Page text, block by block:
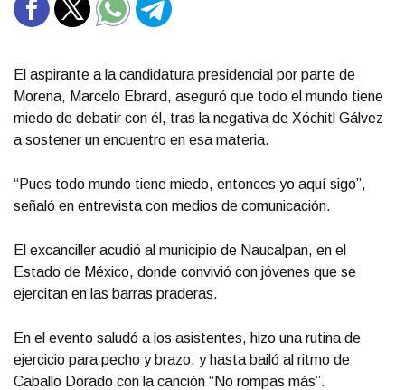
El aspirante a la candidatura presidencial por parte de
Morena, Marcelo Ebrard, aseguró que todo el mundo tiene
miedo de debatir con él, tras la negativa de Xóchitl Gálvez
a sostener un encuentro en esa materia.
“Pues todo mundo tiene miedo, entonces yo aquí sigo”,
señaló en entrevista con medios de comunicación.
El excanciller acudió al municipio de Naucalpan, en el
Estado de México, donde convivió con jóvenes que se
ejercitan en las barras praderas.
En el evento saludó a los asistentes, hizo una rutina de
ejercicio para pecho y brazo, y hasta bailó al ritmo de
Caballo Dorado con la canción “No rompas más”.